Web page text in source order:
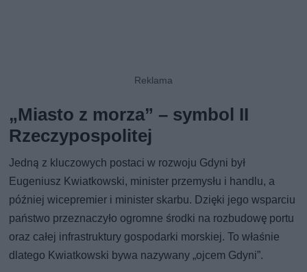
„Miasto z morza” – symbol II
Rzeczypospolitej
Jedną z kluczowych postaci w rozwoju Gdyni był
Eugeniusz Kwiatkowski, minister przemysłu i handlu, a
później wicepremier i minister skarbu. Dzięki jego wsparciu
państwo przeznaczyło ogromne środki na rozbudowę portu
oraz całej infrastruktury gospodarki morskiej. To właśnie
dlatego Kwiatkowski bywa nazywany „ojcem Gdyni”.